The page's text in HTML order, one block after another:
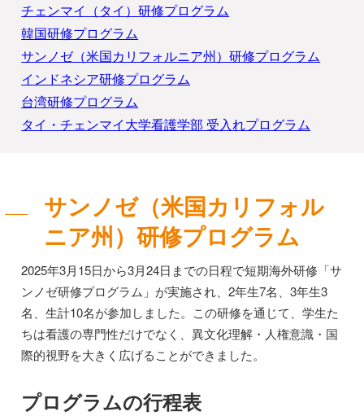
チェンマイ（タイ）研修プログラム
韓国研修プログラム
サンノゼ（米国カリフォルニア州）研修プログラム
インドネシア研修プログラム
台湾研修プログラム
タイ・チェンマイ大学看護学部 受入れプログラム
サンノゼ（米国カリフォル
ニア州）研修プログラム
2025年3月15日から3月24日までの日程で短期海外研修「サ
ンノゼ研修プログラム」が実施され、2年生7名、3年生3
名、生計10名が参加しました。この研修を通じて、学生た
ちは看護の専門性だけでなく、異文化理解・人権意識・国
際的視野を大きく広げることができました。
プログラムの行程表